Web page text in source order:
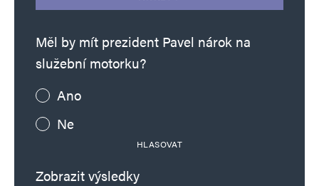
Měl by mít prezident Pavel nárok na
služební motorku?
Ano
Ne
HLASOVAT
Zobrazit výsledky